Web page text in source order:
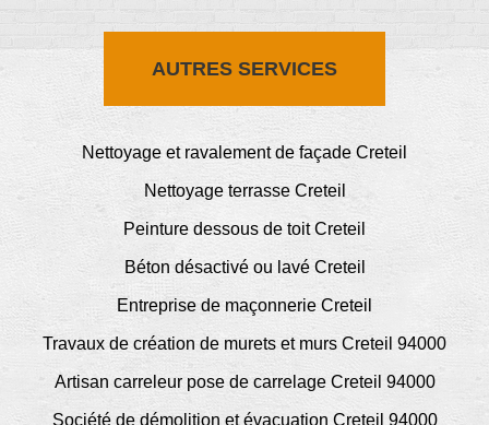
AUTRES SERVICES
Nettoyage et ravalement de façade Creteil
Nettoyage terrasse Creteil
Peinture dessous de toit Creteil
Béton désactivé ou lavé Creteil
Entreprise de maçonnerie Creteil
Travaux de création de murets et murs Creteil 94000
Artisan carreleur pose de carrelage Creteil 94000
Société de démolition et évacuation Creteil 94000